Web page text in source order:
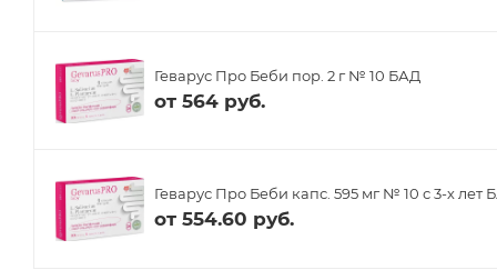
Геварус Про Беби пор. 2 г № 10 БАД
от 564 руб.
Геварус Про Беби капс. 595 мг № 10 с 3-х лет
от 554.60 руб.